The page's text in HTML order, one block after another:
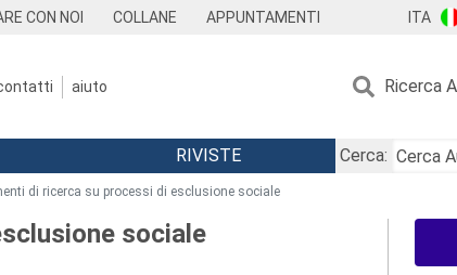
CON NOI COLLANE APPUNTAMENTI ITA
aiuto Ricerca
RIVISTE
Cerca:
di ricerca su processi di esclusione sociale
sociale